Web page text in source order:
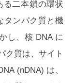
る二本鎖の環状
タンパク質と機
し、核 DNA に
ク質は、サイト
(nDNA) は、